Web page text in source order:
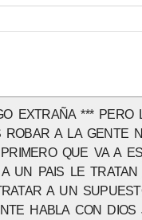
EXTRAÑA ***
A LA GENTE
QUE VA A
UN PAIS LE
A UN
HABLA CON DIOS